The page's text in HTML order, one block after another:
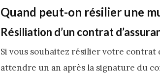
Quand peut-on résilier une
Résiliation d’un contrat
Si vous souhaitez résilier votre contrat
attendre un an après la signature du